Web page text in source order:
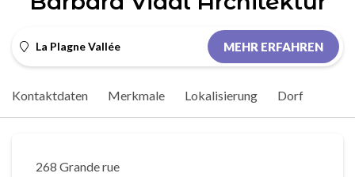
La Plagne Vallée MEHR ERFAHREN
Kontaktdaten Merkmale Lokalisierung Dorf
268 Grande rue